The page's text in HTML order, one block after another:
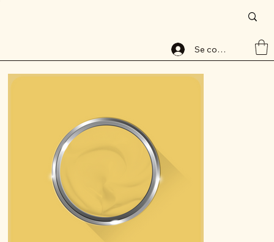
Se connecter
Peinture base aqueuse, 8087-1, lessivable, ALABAVELOURS, ALBAMAT